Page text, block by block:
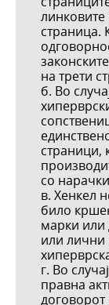
страница.
на трети
б. Во
страници,
со
в. Хенкел
било
марки или
или лични
г. Во
правна
договорот